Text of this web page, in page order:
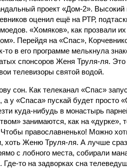
проект «Дом-2». Высокий
оценил ещё на РТР,
«Хомяков», как прозвали
Перейдя на «Спас»,
в его программе мелькнула
спонсоров Женя Труля-ля. Это
телевизоры святой водой.
сон. Как телеканал «Спас»
у «Спаса» пускай будет просто
куда-нибудь в монастырь
занимаются, как на «дурке»,
православненько! Можно
хоть Женю Труля-ля. А лучше
с лобного места, собирали
то на задворках сна